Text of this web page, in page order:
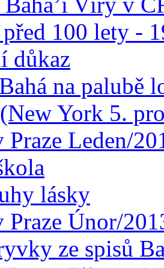
před 100 lety -
důkaz
na palubě
York 5.
Praze Leden/
lásky
Praze Únor/
ze spisů